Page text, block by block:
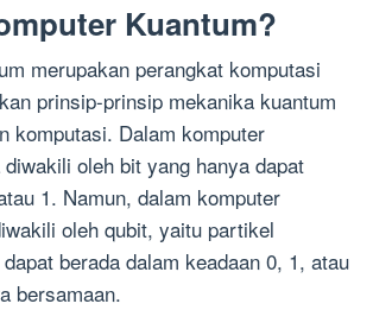
Kuantum?
merupakan perangkat komputasi
prinsip-prinsip mekanika kuantum
komputasi. Dalam komputer
oleh bit yang hanya dapat
1. Namun, dalam komputer
oleh qubit, yaitu partikel
berada dalam keadaan 0, 1, atau
bersamaan.